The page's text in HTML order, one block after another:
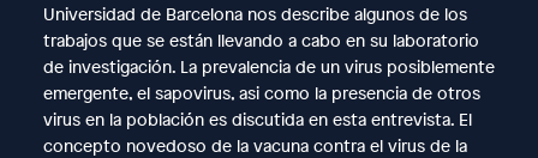
Universidad de Barcelona nos describe algunos de los
trabajos que se están llevando a cabo en su laboratorio
de investigación. La prevalencia de un virus posiblemente
emergente, el sapovirus, asi como la presencia de otros
virus en la población es discutida en esta entrevista. El
concepto novedoso de la vacuna contra el virus de la